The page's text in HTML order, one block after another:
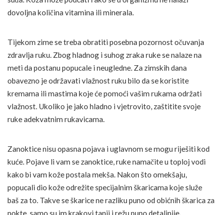
dovoljna količina vitamina ili minerala.
Tijekom zime se treba obratiti posebna pozornost očuvanja
zdravlja ruku. Zbog hladnog i suhog zraka ruke se nalaze na
meti da postanu popucale i neugledne. Za zimskih dana
obavezno je održavati vlažnost ruku bilo da se koristite
kremama ili mastima koje će pomoći vašim rukama održati
vlažnost. Ukoliko je jako hladno i vjetrovito, zaštitite svoje
ruke adekvatnim rukavicama.
Zanoktice nisu opasna pojava i uglavnom se mogu riješiti kod
kuće. Pojave li vam se zanoktice, ruke namačite u toploj vodi
kako bi vam kože postala mekša. Nakon što omekšaju,
popucali dio kože odrežite specijalnim škaricama koje služe
baš za to. Takve se škarice ne razliku puno od obićnih škarica za
nokte, samo su im krakovi tanji i režu puno detaljnije.